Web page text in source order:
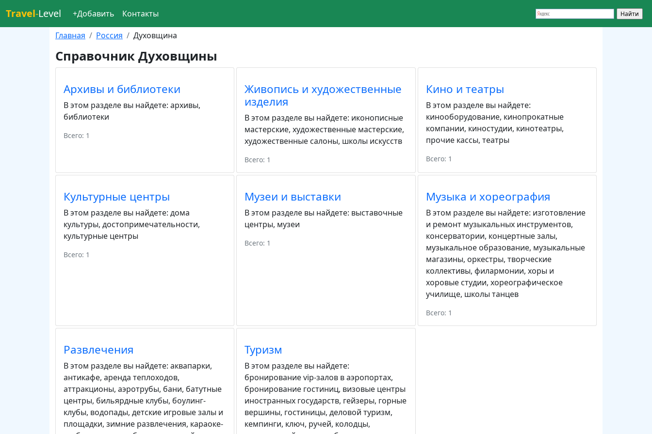
Travel-Level +Добавить Контакты
Главная Россия Духовщина
Справочник Духовщины
Архивы и библиотеки
В этом разделе вы найдете: архивы,
библиотеки
Всего: 1
Живопись и художественные
изделия
В этом разделе вы найдете: иконописные
мастерские,художественные мастерские,
художественные салоны, школы искусств
Всего: 1
Кино и театры
В этом разделе вы найдете:
кинооборудование, кинопрокатные
компании, киностудии, кинотеатры,
прочие кассы, театры
Всего: 1
Культурные центры
В этом разделе вы найдете: дома
культуры, достопримечательности,
культурные центры
Всего: 1
Музеи и выставки
В этом разделе вы найдете: выставочные
центры, музеи
Всего: 1
Музыка и хореография
В этом разделе вы найдете: изготовление
и ремонт музыкальных инструментов,
консерватории, концертные залы,
музыкальное образование, музыкальные
магазины, оркестры, творческие
коллективы, филармонии, хоры и
хоровые студии, хореографическое
училище, школы танцев
Всего: 1
Развлечения
В этом разделе вы найдете: аквапарки,
антикафе, аренда теплоходов,
аттракционы, аэротрубы, бани, батутные
центры, бильярдные клубы, боулинг-
клубы, водопады, детские игровые залы и
площадки, зимние развлечения, караоке-
Туризм
В этом разделе вы найдете:
бронирование vip-залов в аэропортах,
бронирование гостиниц, визовые центры
иностранных государств, гейзеры, горные
вершины, гостиницы,деловой туризм,
кемпинги, ключ, ручей, колодцы,